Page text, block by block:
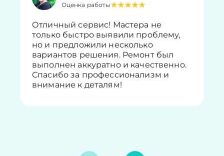
Оценка работы
Отличный сервис! Мастера не
только быстро выявили проблему,
но и предложили несколько
вариантов решения. Ремонт был
выполнен аккуратно и качественно.
Спасибо за профессионализм и
внимание к деталям!